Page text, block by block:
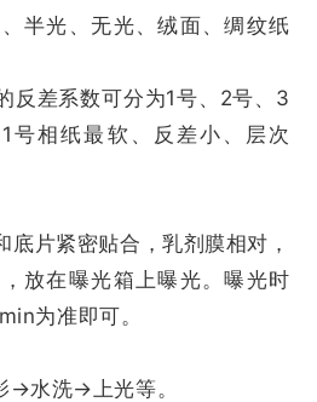
半光、无光、绒面、绸纹纸
反差系数可分为1号、2号、3
号相纸最软、反差小、层次
底片紧密贴合，乳剂膜相对，
放在曝光箱上曝光。曝光时
为准即可。
水洗→上光等。